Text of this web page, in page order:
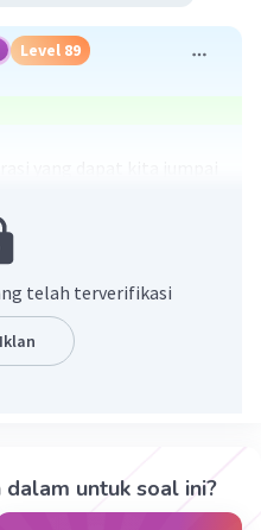
Level 89
maupun majalah.
judul buku, nama
gambar yang mewakili
telah terverifikasi
untuk soal ini?